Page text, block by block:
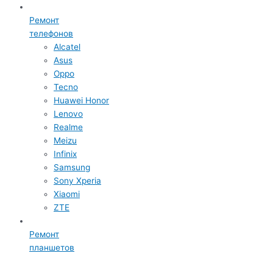
Ремонт
телефонов
Alcatel
Asus
Oppo
Tecno
Huawei Honor
Lenovo
Realme
Meizu
Infinix
Samsung
Sony Xperia
Xiaomi
ZTE
Ремонт
планшетов